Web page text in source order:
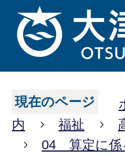
現在のページ
内
福祉
04 算定に係